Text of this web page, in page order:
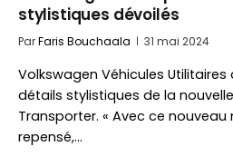
stylistiques dévoilés
ParFaris Bouchaala 31 mai 2024
Volkswagen Véhicules Utilitaires
détails stylistiques de la
Transporter. « Avec ce
repensé,…